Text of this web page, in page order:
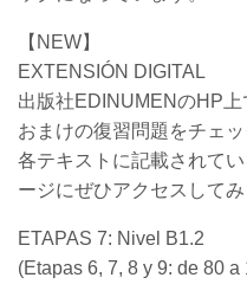
【NEW】
EXTENSIÓN DIGITAL
出版社EDINUMENのHP上
おまけの復習問題をチェッ
各テキストに記載されて
ージにぜひアクセスしてみ
ETAPAS 7: Nivel B1.2
(Etapas 6, 7, 8 y 9: de 80 a